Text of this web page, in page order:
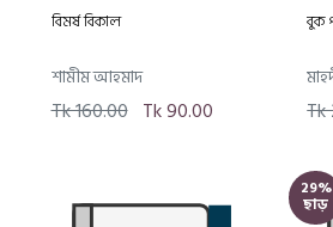
বিমর্ষ বিকাল
শামীম আহমাদ
Tk 160.00 Tk 90.00
বুক
Tk
29%
ছাড়